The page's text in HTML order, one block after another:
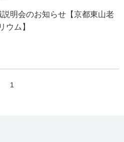
明会のお知らせ【京都東山老
ウム】
1